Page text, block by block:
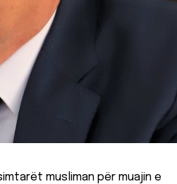
musliman për muajin e